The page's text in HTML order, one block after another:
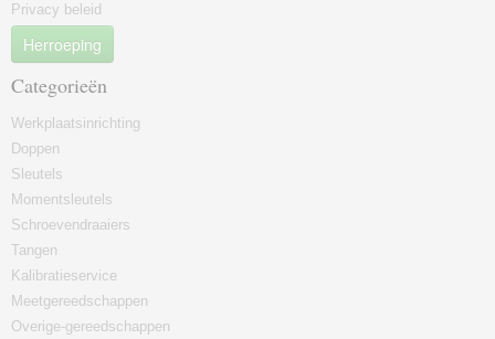
Privacy beleid
Herroeping
Categorieën
Werkplaatsinrichting
Doppen
Sleutels
Momentsleutels
Schroevendraaiers
Tangen
Kalibratieservice
Meetgereedschappen
Overige-gereedschappen